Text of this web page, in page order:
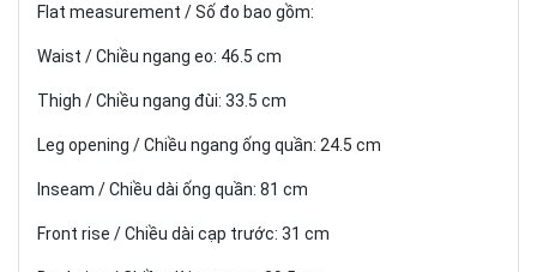
Flat measurement / Số đo bao gồm:
Waist / Chiều ngang eo: 46.5 cm
Thigh / Chiều ngang đùi: 33.5 cm
Leg opening / Chiều ngang ống quần: 24.5 cm
Inseam / Chiều dài ống quần: 81 cm
Front rise / Chiều dài cạp trước: 31 cm